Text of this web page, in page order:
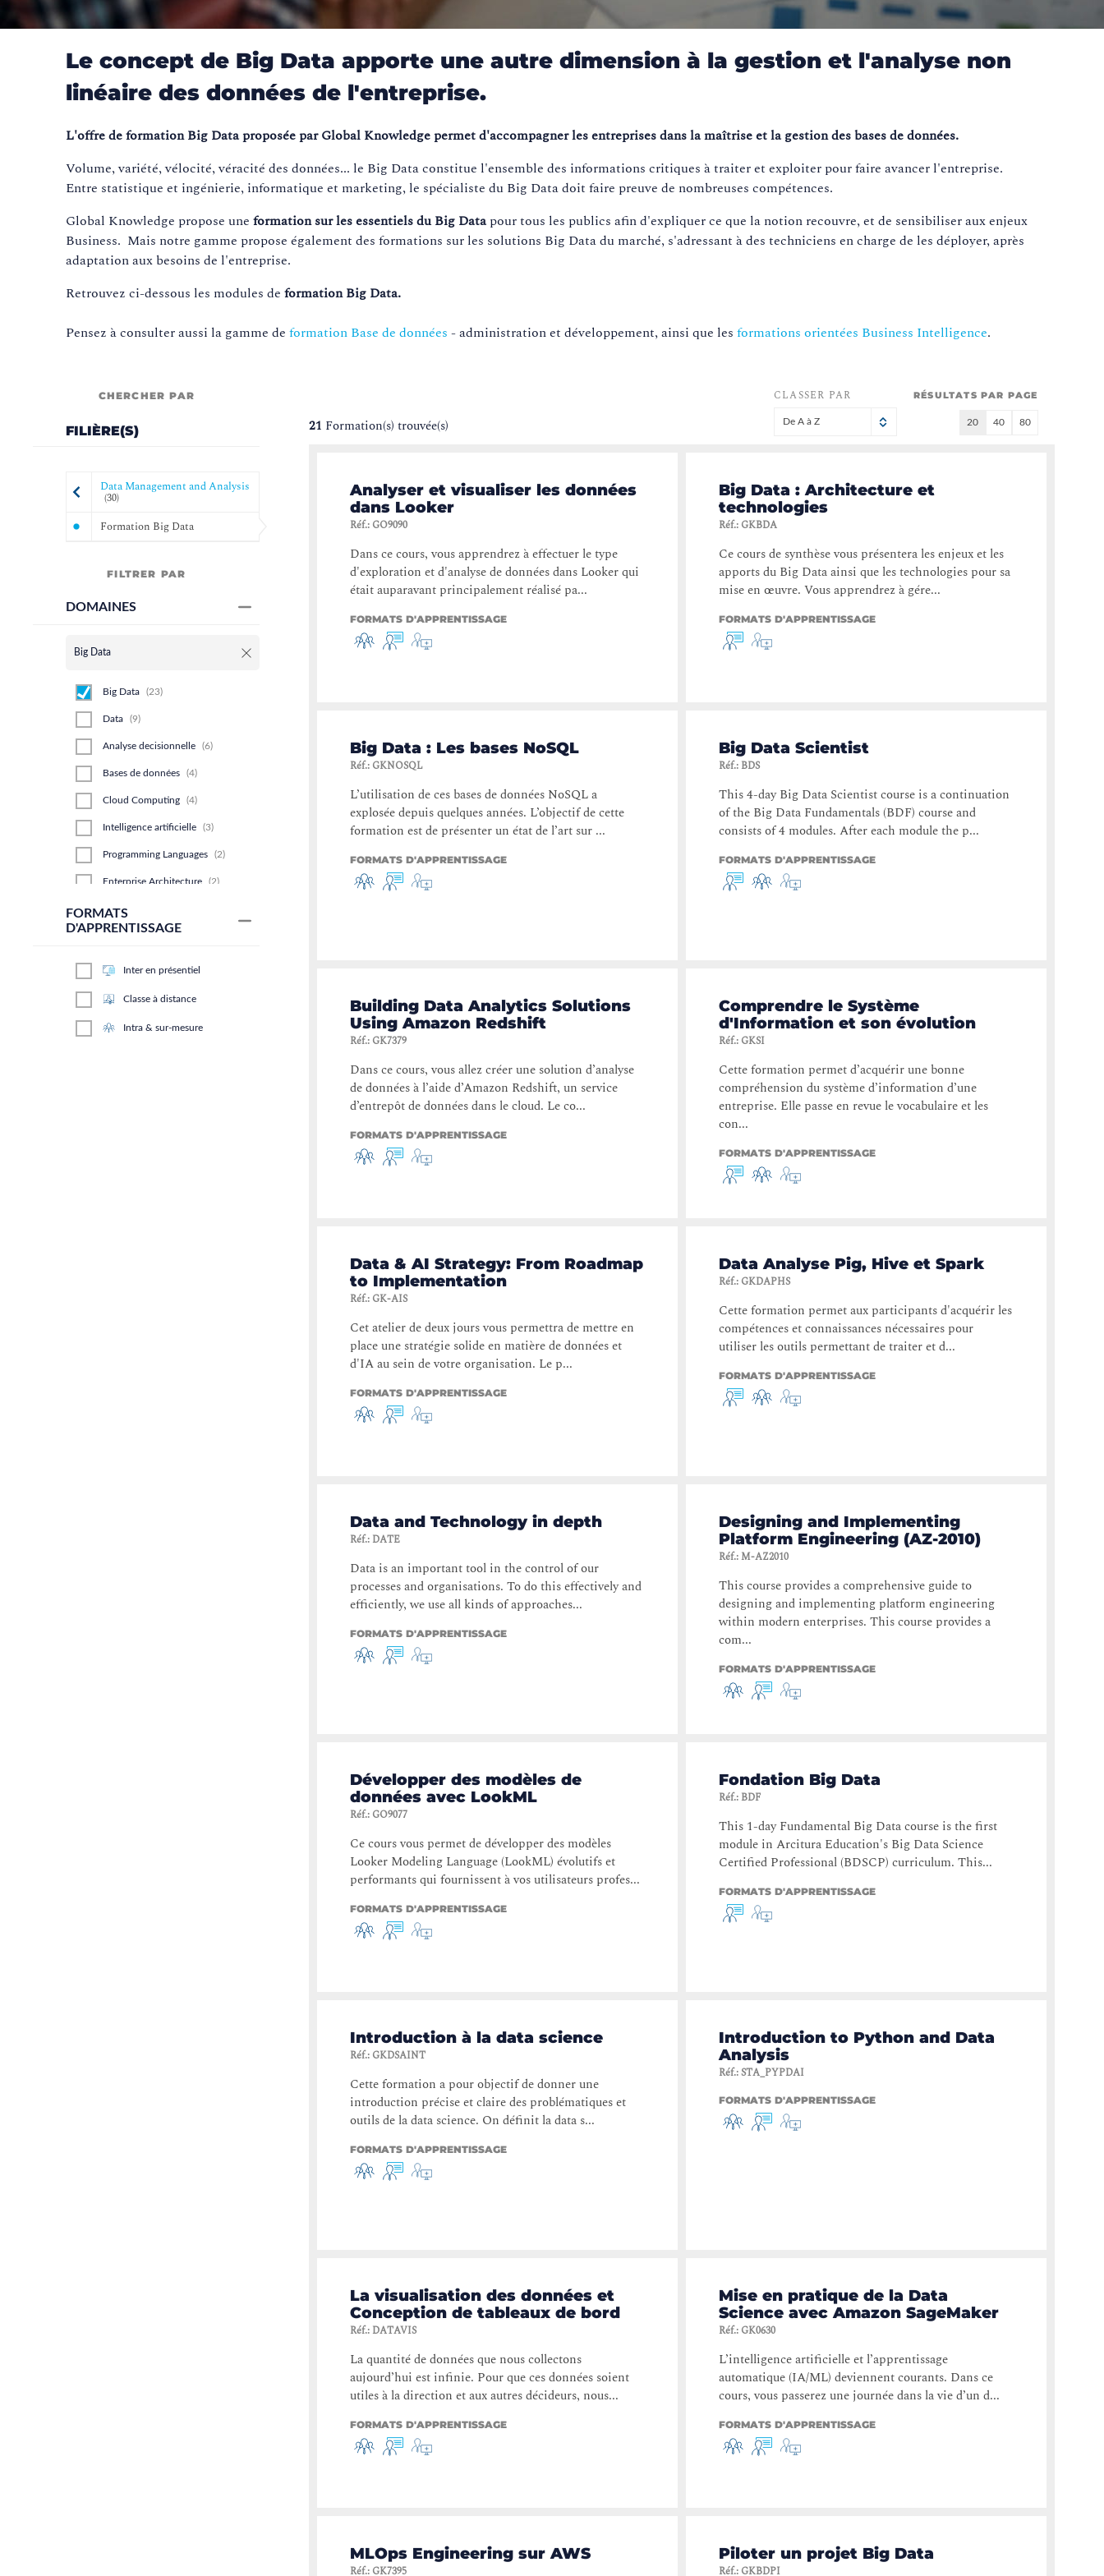
Le concept de Big Data apporte une autre dimension à la gestion et l'analyse non
linéaire des données de l'entreprise.
L'offre de formation Big Data proposée par Global Knowledge permet d'accompagner les entreprises dans la maîtrise et la gestion des bases de données.
Volume, variété, vélocité, véracité des données... le Big Data constitue l'ensemble des informations critiques à traiter et exploiter pour faire avancer l'entreprise.
Entre statistique et ingénierie, informatique et marketing, le spécialiste du Big Data doit faire preuve de nombreuses compétences.
Global Knowledge propose uneformation sur les essentiels du Big Data pour tous les publics afin d'expliquer ce que la notion recouvre, et de sensibiliser aux enjeux
Business. Mais notre gamme propose également des formations sur les solutions Big Data du marché, s'adressant à des techniciens en charge de les déployer, après
adaptation aux besoins de l'entreprise.
Retrouvez ci-dessous les modules de formation Big Data.
Pensez à consulter aussi la gamme deformation Base de données - administration et développement, ainsi que lesformations orientées Business Intelligence.
CHERCHER PAR
FILIÈRE(S)
Data Management and Analysis
(30)
Formation Big Data
FILTRER PAR
DOMAINES
Big Data
Big Data (23)
Data (9)
Analyse decisionnelle (6)
Bases de données (4)
Cloud Computing (4)
Intelligence artificielle (3)
Programming Languages (2)
Enterprise Architecture (2)
Emerging Tech
Stockage (2)
FORMATS
D'APPRENTISSAGE
Inter en présentiel
Classe à distance
Intra & sur-mesure
21 Formation(s) trouvée(s)
CLASSER PAR
De A à Z
RÉSULTATS PAR PAGE
20 40 80
Analyser et visualiser les données
dans Looker
Réf.: GO9090
Dans ce cours, vous apprendrez à effectuer le type
d'exploration et d'analyse de données dans Looker qui
était auparavant principalement réalisé pa...
FORMATS D'APPRENTISSAGE
Big Data : Architecture et
technologies
Réf.: GKBDA
Ce cours de synthèse vous présentera les enjeux et les
apports du Big Data ainsi que les technologies pour sa
mise en œuvre. Vous apprendrez à gére...
FORMATS D'APPRENTISSAGE
Big Data : Les bases NoSQL
Réf.: GKNOSQL
L’utilisation de ces bases de données NoSQL a
explosée depuis quelques années. L’objectif de cette
formation est de présenter un état de l’art sur ...
FORMATS D'APPRENTISSAGE
Big Data Scientist
Réf.: BDS
This 4-day Big Data Scientist course is a continuation
of the Big Data Fundamentals (BDF) course and
consists of 4 modules. After each module the p...
FORMATS D'APPRENTISSAGE
Building Data Analytics Solutions
Using Amazon Redshift
Réf.: GK7379
Dans ce cours, vous allez créer une solution d’analyse
de données à l’aide d’Amazon Redshift, un service
d’entrepôt de données dans le cloud. Le co...
FORMATS D'APPRENTISSAGE
Comprendre le Système
d'Information et son évolution
Réf.: GKSI
Cette formation permet d’acquérir une bonne
compréhension du système d’information d’une
entreprise. Elle passe en revue le vocabulaire et les
con...
FORMATS D'APPRENTISSAGE
Data & AI Strategy: From Roadmap
to Implementation
Réf.: GK-AIS
Cet atelier de deux jours vous permettra de mettre en
place une stratégie solide en matière de données et
d'IA au sein de votre organisation. Le p...
FORMATS D'APPRENTISSAGE
Data Analyse Pig, Hive et Spark
Réf.: GKDAPHS
Cette formation permet aux participants d'acquérir les
compétences et connaissances nécessaires pour
utiliser les outils permettant de traiter et d...
FORMATS D'APPRENTISSAGE
Data and Technology in depth
Réf.: DATE
Data is an important tool in the control of our
processes and organisations. To do this effectively and
efficiently, we use all kinds of approaches...
FORMATS D'APPRENTISSAGE
Designing and Implementing
Platform Engineering (AZ-2010)
Réf.:M-AZ2010
This course provides a comprehensive guide to
designing and implementing platform engineering
within modern enterprises. This course provides a
com...
FORMATS D'APPRENTISSAGE
Développer des modèles de
données avec LookML
Réf.: GO9077
Ce cours vous permet de développer des modèles
Looker Modeling Language (LookML) évolutifs et
performants qui fournissent à vos utilisateurs profes...
FORMATS D'APPRENTISSAGE
Fondation Big Data
Réf.: BDF
This 1-day Fundamental Big Data course is the first
module in Arcitura Education's Big Data Science
Certified Professional (BDSCP) curriculum. This...
FORMATS D'APPRENTISSAGE
Introduction à la data science
Réf.: GKDSAINT
Cette formation a pour objectif de donner une
introduction précise et claire des problématiques et
outils de la data science. On définit la data s...
FORMATS D'APPRENTISSAGE
Introduction to Python and Data
Analysis
Réf.:STA_PYPDAI
FORMATS D'APPRENTISSAGE
La visualisation des données et
Conception de tableaux de bord
Réf.: DATAVIS
La quantité de données que nous collectons
aujourd’hui est infinie. Pour que ces données soient
utiles à la direction et aux autres décideurs, nous...
FORMATS D'APPRENTISSAGE
Mise en pratique de la Data
Science avec Amazon SageMaker
Réf.: GK0630
L’intelligence artificielle et l’apprentissage
automatique (IA/ML) deviennent courants. Dans ce
cours, vous passerez une journée dans la vie d’un d...
FORMATS D'APPRENTISSAGE
MLOps Engineering sur AWS
Réf.: GK7395
Piloter un projet Big Data
Réf.: GKBDPI